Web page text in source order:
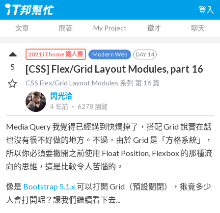
登入
文章 問答 My Project 徵才 聊天
2021 iThome 鐵人賽 Modern Web DAY 14
[CSS] Flex/Grid Layout Modules, part 16
CSS Flex/Grid Layout Modules 系列 第 16 篇
閃光洽
4 年前 ‧ 6278 瀏覽
5
Media Query 我覺得已經講到快爛掉了，搭配 Grid 說實在話
也沒有很不好做的地方。不過，由於 Grid 是「方格系統」，
所以你必須要撇開之前使用 Float Position, Flexbox 的那種流
向的思維，這是比較令人苦惱的。
像是 Bootstrap 5.1.x 可以打開 Grid（預設關閉），揪竟多少
人會打開呢？讓我們繼續看下去...